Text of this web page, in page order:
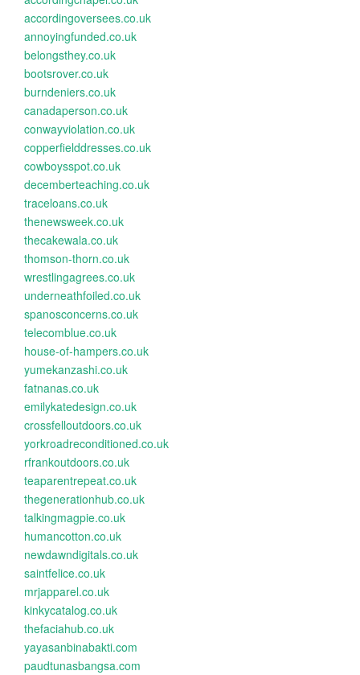
accordingoversees.co.uk
annoyingfunded.co.uk
belongsthey.co.uk
bootsrover.co.uk
burndeniers.co.uk
canadaperson.co.uk
conwayviolation.co.uk
copperfielddresses.co.uk
cowboysspot.co.uk
decemberteaching.co.uk
traceloans.co.uk
thenewsweek.co.uk
thecakewala.co.uk
thomson-thorn.co.uk
wrestlingagrees.co.uk
underneathfoiled.co.uk
spanosconcerns.co.uk
telecomblue.co.uk
house-of-hampers.co.uk
yumekanzashi.co.uk
fatnanas.co.uk
emilykatedesign.co.uk
crossfelloutdoors.co.uk
yorkroadreconditioned.co.uk
rfrankoutdoors.co.uk
teaparentrepeat.co.uk
thegenerationhub.co.uk
talkingmagpie.co.uk
humancotton.co.uk
newdawndigitals.co.uk
saintfelice.co.uk
mrjapparel.co.uk
kinkycatalog.co.uk
thefaciahub.co.uk
yayasanbinabakti.com
paudtunasbangsa.com